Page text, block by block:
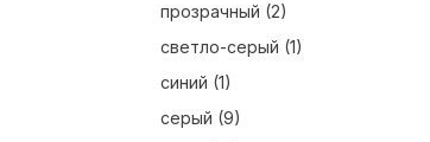
прозрачный (2)
светло-серый (1)
синий (1)
серый (9)